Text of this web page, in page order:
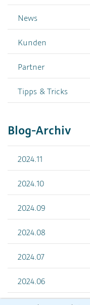
News
Kunden
Partner
Tipps & Tricks
Blog-Archiv
2024.11
2024.10
2024.09
2024.08
2024.07
2024.06